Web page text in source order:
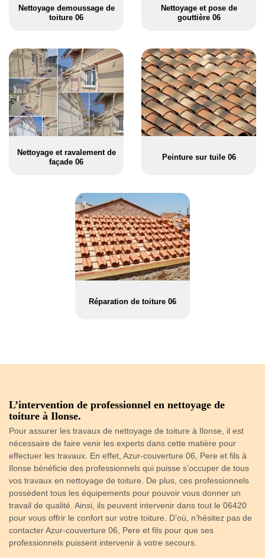
Nettoyage demoussage de
toiture 06
Nettoyage et pose de
gouttière 06
Nettoyage et ravalement de
façade 06
Peinture sur tuile 06
Réparation de toiture 06
L’intervention de professionnel en nettoyage de
toiture à Ilonse.
Pour assurer les travaux de nettoyage de toiture à Ilonse, il est
nécessaire de faire venir les experts dans cette matière pour
effectuer les travaux. En effet, Azur-couverture 06, Pere et fils à
Ilonse bénéficie des professionnels qui puisse s’occuper de tous
vos travaux en nettoyage de toiture. De plus, ces professionnels
possèdent tous les équipements pour pouvoir vous donner un
travail de qualité. Ainsi, ils peuvent intervenir dans tout le 06420
pour vous offrir le confort sur votre toiture. D’où, n’hésitez pas de
contacter Azur-couverture 06, Pere et fils pour que ses
professionnels puissent intervenir à votre secours.